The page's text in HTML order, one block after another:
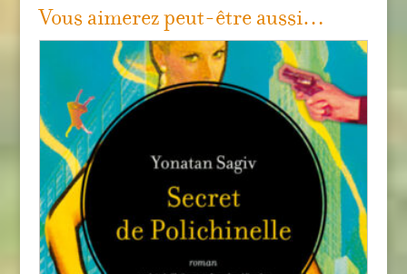
Vous aimerez peut-être aussi…